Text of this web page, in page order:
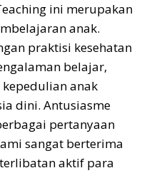
ini merupakan
anak.
praktisi kesehatan
belajar,
anak
dini. Antusiasme
pertanyaan
sangat berterima
aktif para